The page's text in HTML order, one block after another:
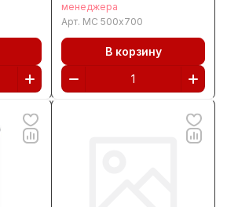
менеджера
Арт. МС 500x700
В корзину